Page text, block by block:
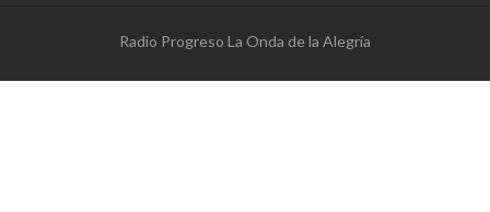
Radio Progreso La Onda de la Alegría